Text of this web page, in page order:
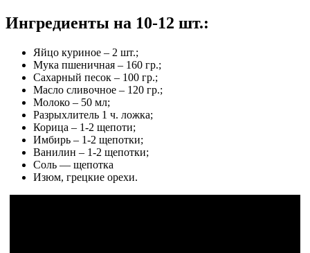
Ингредиенты на 10-12 шт.:
Яйцо куриное – 2 шт.;
Мука пшеничная – 160 гр.;
Сахарный песок – 100 гр.;
Масло сливочное – 120 гр.;
Молоко – 50 мл;
Разрыхлитель 1 ч. ложка;
Корица – 1-2 щепоти;
Имбирь – 1-2 щепотки;
Ванилин – 1-2 щепотки;
Соль — щепотка
Изюм, грецкие орехи.